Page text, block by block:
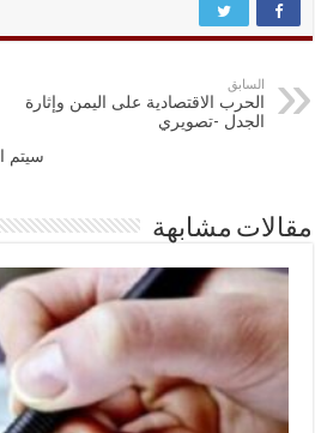
السابق
الحرب الاقتصادية على اليمن وإثارة
الجدل -تصويري
سيتم
مقالات مشابهة